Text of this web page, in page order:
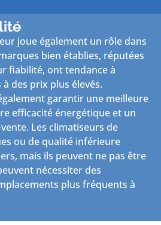
joue également un rôle dans
bien établies, réputées
fiabilité, ont tendance à
des prix plus élevés.
garantir une meilleure
efficacité énergétique et un
Les climatiseurs de
ou de qualité inférieure
mais ils peuvent ne pas être
nécessiter des
plus fréquents à